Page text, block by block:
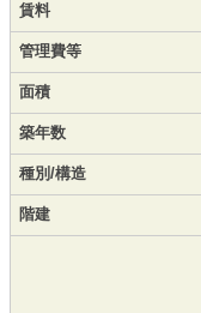
賃料
管理費等
面積
築年数
種別/構造
階建